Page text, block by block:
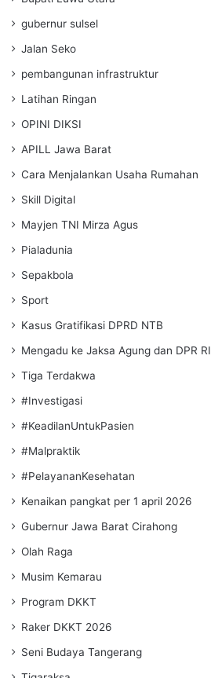
gubernur sulsel
Jalan Seko
pembangunan infrastruktur
Latihan Ringan
OPINI DIKSI
APILL Jawa Barat
Cara Menjalankan Usaha Rumahan
Skill Digital
Mayjen TNI Mirza Agus
Pialadunia
Sepakbola
Sport
Kasus Gratifikasi DPRD NTB
Mengadu ke Jaksa Agung dan DPR RI
Tiga Terdakwa
#Investigasi
#KeadilanUntukPasien
#Malpraktik
#PelayananKesehatan
Kenaikan pangkat per 1 april 2026
Gubernur Jawa Barat Cirahong
Olah Raga
Musim Kemarau
Program DKKT
Raker DKKT 2026
Seni Budaya Tangerang